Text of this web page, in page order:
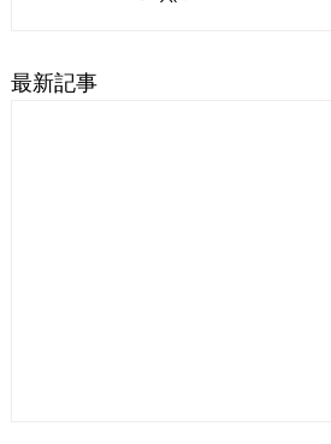
最新記事